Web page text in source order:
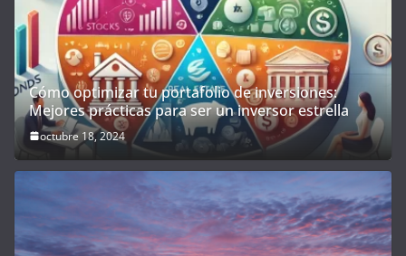
Cómo optimizar tu portafolio de inversiones:
Mejores prácticas para ser un inversor estrella
octubre 18, 2024